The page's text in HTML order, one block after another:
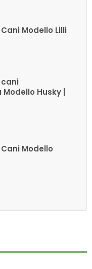
Modello Lilli
Husky |
Modello